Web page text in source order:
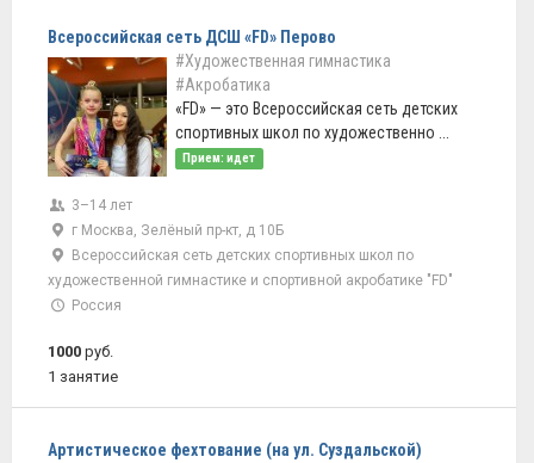
Всероссийская сеть ДСШ «FD» Перово
#Художественная гимнастика
#Акробатика
«FD» — это Всероссийская сеть детских
спортивных школ по художественно ...
Прием: идет
3–14 лет
г Москва, Зелёный пр-кт, д 10Б
Всероссийская сеть детских спортивных школ по
художественной гимнастике и спортивной акробатике "FD"
Россия
1000 руб.
1 занятие
Артистическое фехтование (на ул. Суздальской)